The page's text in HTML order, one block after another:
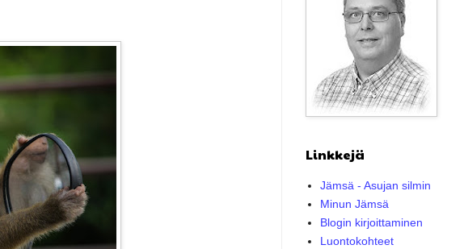
Linkkejä
Jämsä - Asujan silmin
Minun Jämsä
Blogin kirjoittaminen
Luontokohteet